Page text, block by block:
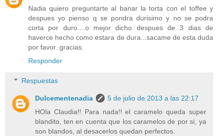
Nadia quiero preguntarte al banar la torta con el toffee y
despues yo pienso q se pondra durisimo y no se podra
corta por duro....o mejor dicho despues de 3 dias de
haverce hecho como estara de dura...sacame de esta duda
por favor..gracias.
Responder
Respuestas
Dulcementenadia
5 de julio de 2013 a las 22:17
HOla Claudia!! Para nada!! el caramelo queda super
blandito, ten en cuenta que los caramelos de por si, ya
son blandos, al desacerlos quedan perfectos.